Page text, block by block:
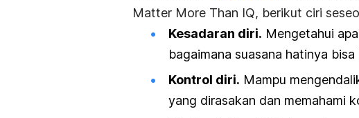
Matter More Than IQ, berikut ciri
Kesadaran diri. Mengetahui
bagaimana suasana hatinya
Kontrol diri. Mampu
yang dirasakan dan memahami